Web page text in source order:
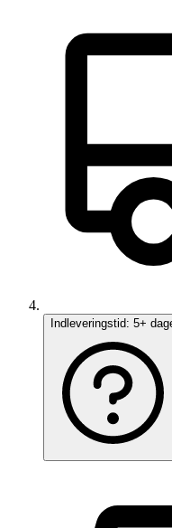
Indleveringstid: 5+